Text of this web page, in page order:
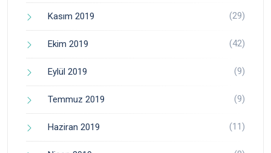
Kasım 2019 (29)
Ekim 2019 (42)
Eylül 2019 (9)
Temmuz 2019 (9)
Haziran 2019 (11)